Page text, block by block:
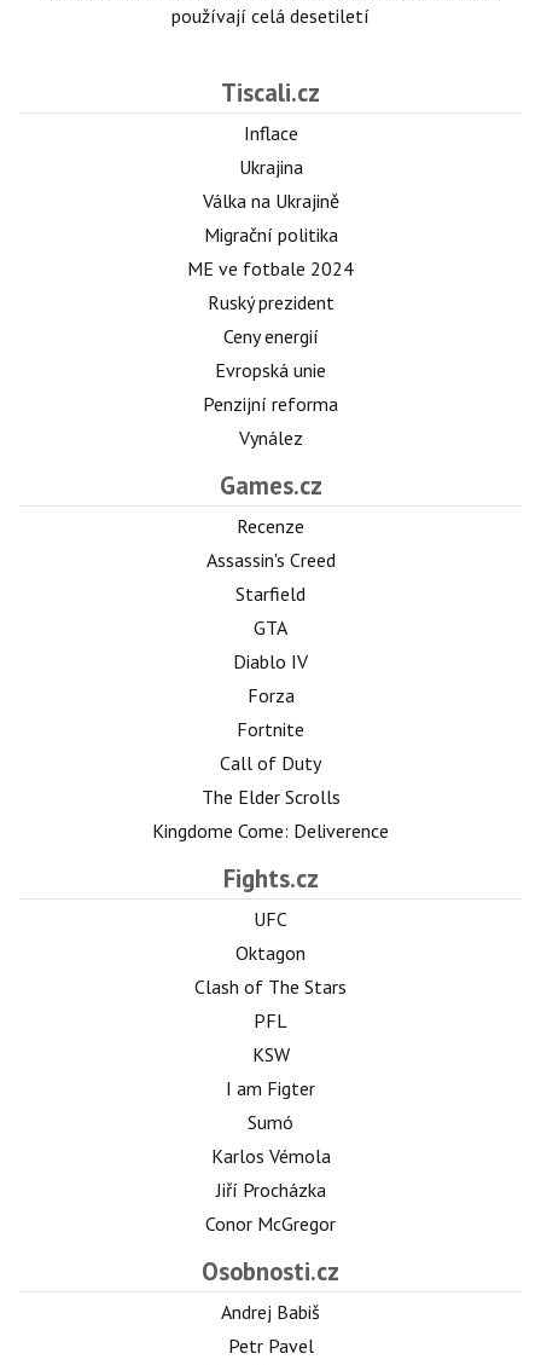
používají celá desetiletí
Tiscali.cz
Inflace
Ukrajina
Válka na Ukrajině
Migrační politika
ME ve fotbale 2024
Ruský prezident
Ceny energií
Evropská unie
Penzijní reforma
Vynález
Games.cz
Recenze
Assassin's Creed
Starfield
GTA
Diablo IV
Forza
Fortnite
Call of Duty
The Elder Scrolls
Kingdome Come: Deliverence
Fights.cz
UFC
Oktagon
Clash of The Stars
PFL
KSW
I am Figter
Sumó
Karlos Vémola
Jiří Procházka
Conor McGregor
Osobnosti.cz
Andrej Babiš
Petr Pavel